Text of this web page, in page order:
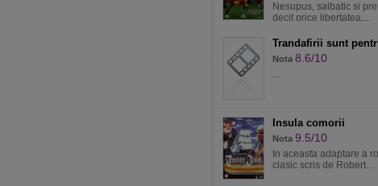
Nesupus, salbatic si
decit orice libertatea....
Trandafirii sunt
Nota 8.6/10
...
Insula comorii
Nota 9.5/10
In aceasta adaptare a
clasic scris de Robert...